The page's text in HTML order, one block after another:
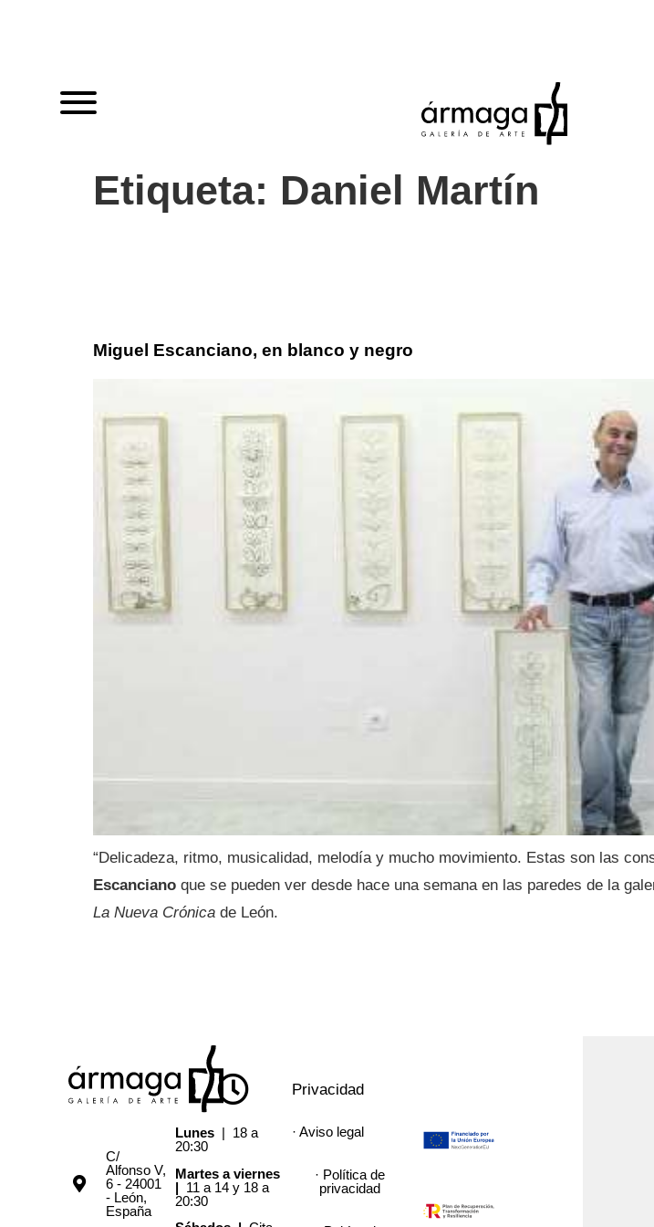
Etiqueta: Daniel Martín
Miguel Escanciano, en blanco y negro
“Delicadeza, ritmo, musicalidad, melodía y mucho movimiento. Estas son las
Escanciano que se pueden ver desde hace una semana en las paredes de la
La Nueva Crónica de León.
C/
Alfonso V,
6 - 24001
- León,
España
Lunes | 18 a
20:30
Martes a viernes
| 11 a 14 y 18 a
20:30
Privacidad
· Aviso legal
· Política de
privacidad